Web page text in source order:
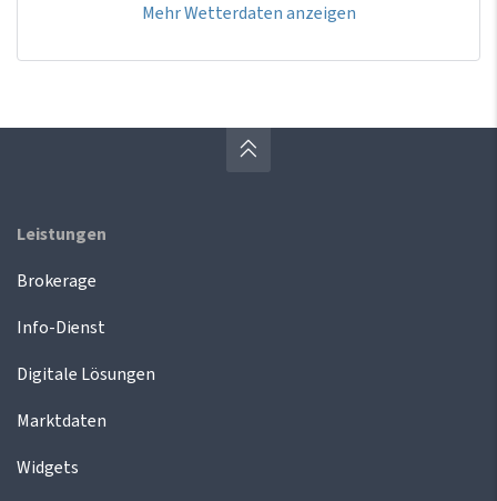
Mehr Wetterdaten anzeigen
Leistungen
Brokerage
Info-Dienst
Digitale Lösungen
Marktdaten
Widgets